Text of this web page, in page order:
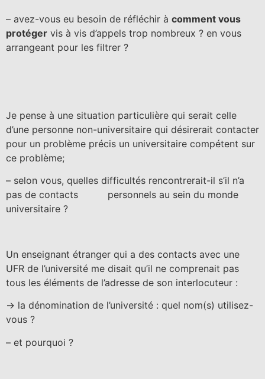
– avez-vous eu besoin de réfléchir à comment vous
protéger vis à vis d’appels trop nombreux ? en vous
arrangeant pour les filtrer ?
Je pense à une situation particulière qui serait celle
d’une personne non-universitaire qui désirerait contacter
pour un problème précis un universitaire compétent sur
ce problème;
– selon vous, quelles difficultés rencontrerait-il s’il n’a
pas de contacts personnels au sein du monde
universitaire ?
Un enseignant étranger qui a des contacts avec une
UFR de l’université me disait qu’il ne comprenait pas
tous les éléments de l’adresse de son interlocuteur :
-> la dénomination de l’université : quel nom(s) utilisez-
vous ?
– et pourquoi ?